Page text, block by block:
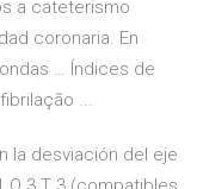
a cateterismo
coronaria. En
… Índices de
...
la desviación del eje